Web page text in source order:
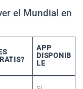
el Mundial en
APP
DISPONIB
LE